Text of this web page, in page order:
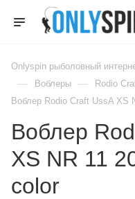
Onlyspin рыболовный
— Воблеры — Rodio
Воблер Rodio Craft UssA XS
Воблер
XS NR 11
color